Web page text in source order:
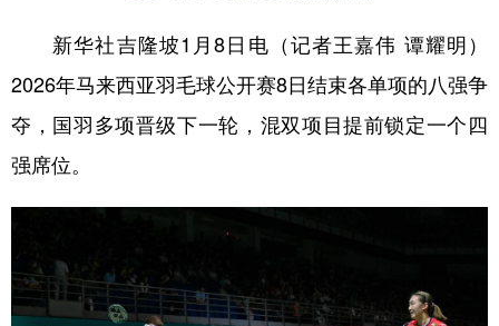
科技 科创 量子 体育
文化 健康 军事
学术中国 乡村振兴 溯源中国
新华社吉隆坡1月8日电（记者王嘉伟 谭耀明）
2026年马来西亚羽毛球公开赛8日结束各单项的八强争
夺，国羽多项晋级下一轮，混双项目提前锁定一个四
强席位。